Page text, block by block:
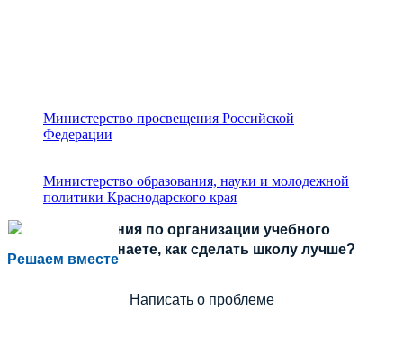
Министерство просвещения Российской
Федерации
Министерство образования, науки и молодежной
политики Краснодарского края
Решаем вместе
Есть предложения по организации учебного
процесса или знаете, как сделать школу лучше?
Написать о проблеме